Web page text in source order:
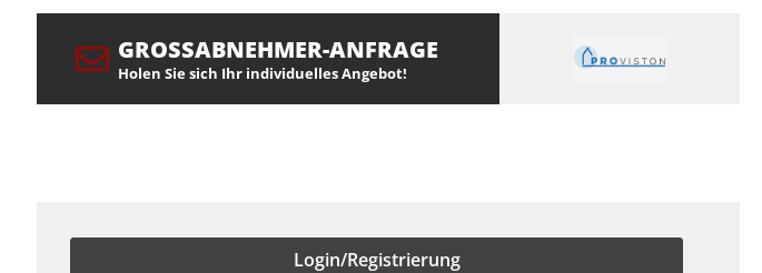
Überstreichbar
Meistervlies
Meistervlies Pro
Meistervlies Premium
Fassade Rosetten
Berliner /
Hamburger Profil
Weiße Sockelleisten
Teppich
Treppenkantenprofile
LED Stuckleisten
GROSSABNEHMER-ANFRAGE
Holen Sie sich Ihr individuelles Angebot!
Login/Registrierung